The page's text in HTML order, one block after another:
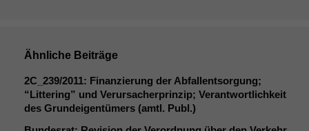
Ähnliche Beiträge
2C_239/2011: Finanzierung der Abfallentsorgung;
“Littering” und Verursacherprinzip; Verantwortlichkeit
des Grundeigentümers (amtl. Publ.)